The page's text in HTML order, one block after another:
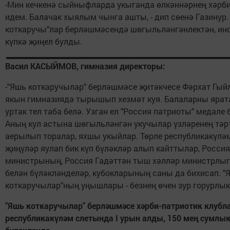
-Мин кечкенә сыйныфларда укыганда өлкәннәрнең
идем. Балачак хыялым чынга ашты, - дип сөенә
коткаручы"лар берләшмәсендә шөгыльләнгәнлектән,
күпкә җиңел булды.
Васил КАСЫЙМОВ, гимназия директоры:
-"Яшь коткаручылар" берләшмәсе җитәкчесе Фәрхат
якын гимназиядә тырышып хезмәт куя. Балаларны
уртак тел таба белә. Узган ел "Россия патриоты" медале
Аның кул астына шөгыльләнгән укучылар үзләренең
аерылып торалар, яхшы укыйлар. Төрле
җиңүләр яулап бик күп бүләкләр алып кайттылар,
министрының, Россия Гадәттән тыш хәлләр
белән бүләкләнделәр, кубокларының саны да бихисап.
коткаручылар"ның уңышлары - безнең өчен зур
"Яшь коткаручылар" берләшмәсе хәрби-патриотик
республикакүләм слетында I урын алды, 150 мең